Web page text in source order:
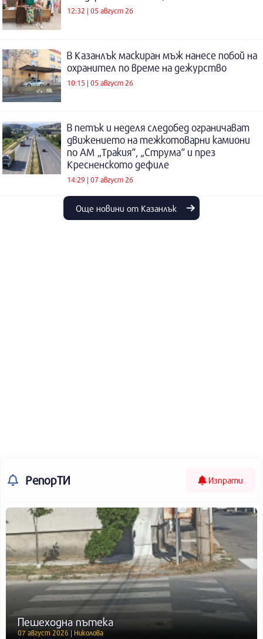
12:32 | 05 август 26
В Казанлък маскиран мъж нанесе побой на
охранител по време на дежурство
10:15 | 05 август 26
В петък и неделя следобед ограничават
движението на тежкотоварни камиони
по АМ „Тракия“, „Струма“ и през
Кресненското дефиле
14:29 | 07 август 26
Още новини от Казанлък
РепорТИ Изпрати
Пешеходна пътека
07 август 2026 | Николова